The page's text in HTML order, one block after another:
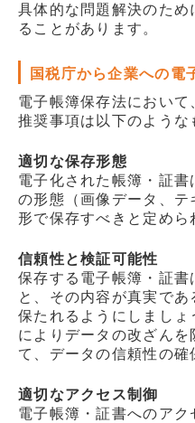
具体的な問題解決のた
ることがあります。
国税庁から企業への電
電子帳簿保存法におい
推奨事項は以下のような
適切な保存形態
電子化された帳簿・証
の形態（画像データ、
形で保存すべきと定めら
信頼性と検証可能性
保存する電子帳簿・証書
と、その内容が真実で
保たれるようにしまし
によりデータの改ざん
て、データの信頼性の確
適切なアクセス制御
電子帳簿・証書へのアク